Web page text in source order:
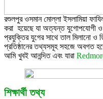
রশুলপুর ওসমান মোল্লা ইসলামিয়া
করা হয়েছে যা অত্যন্ত যুগোপযোগী ও
প্রযুক্তির যুগের সাথে তাল মিলানো ও
প্রতিষ্ঠানের তথ্যসমূহ সহজে অবগত
আমি খুবই আনন্দিত এবং যারা
শিক্ষার্থী তথ্য